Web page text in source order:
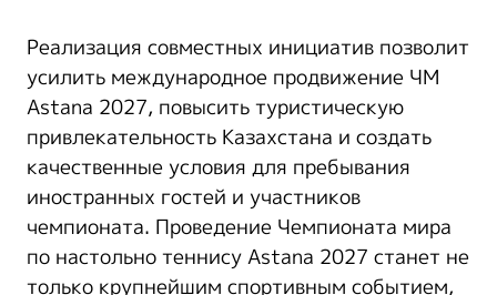
Реализация совместных инициатив позволит
усилить международное продвижение ЧМ
Astana 2027, повысить туристическую
привлекательность Казахстана и создать
качественные условия для пребывания
иностранных гостей и участников
чемпионата. Проведение Чемпионата мира
по настольно теннису Astana 2027 станет не
только крупнейшим спортивным событием,